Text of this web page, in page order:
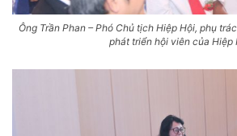
Ông Trần Phan – Phó Chủ tịch Hiệp Hội, phụ
phát triển hội viên của Hiệp